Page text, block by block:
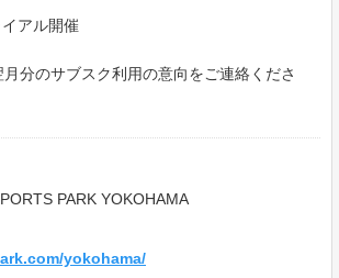
アル開催
分のサブスク利用の意向をご連絡くださ
PARK YOKOHAMA
yokohama/